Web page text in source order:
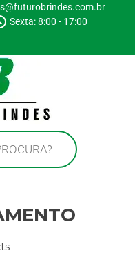
Sexta: 8:00 - 17:00